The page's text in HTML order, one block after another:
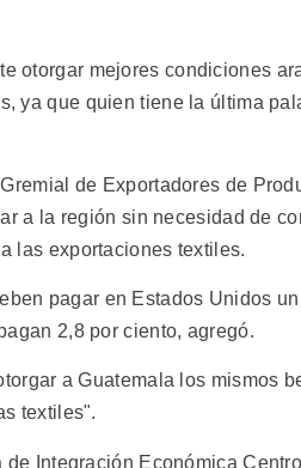
otorgar mejores condiciones
ya que quien tiene la última
de Exportadores de
a la región sin necesidad de
las exportaciones textiles.
pagar en Estados Unidos
2,8 por ciento, agregó.
a Guatemala los mismos
textiles".
Integración Económica